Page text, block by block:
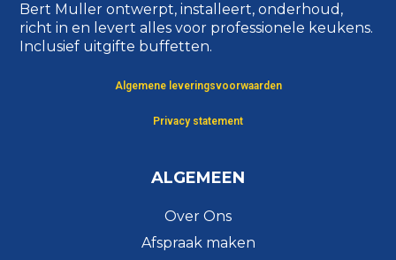
Bert Muller ontwerpt, installeert, onderhoud,
richt in en levert alles voor professionele keukens.
Inclusief uitgifte buffetten.
Algemene leveringsvoorwaarden
Privacy statement
ALGEMEEN
Over Ons
Afspraak maken